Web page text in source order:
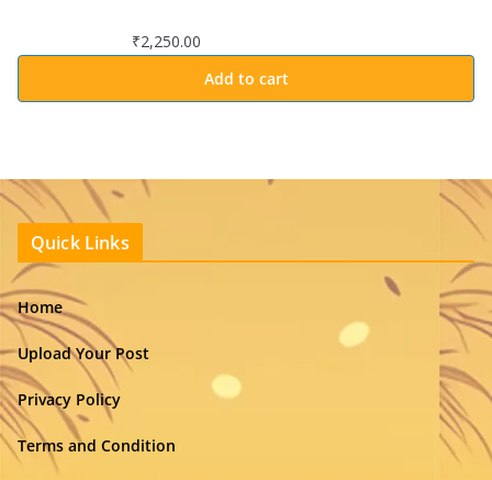
₹2,250.00
Add to cart
Quick Links
Home
Upload Your Post
Privacy Policy
Terms and Condition